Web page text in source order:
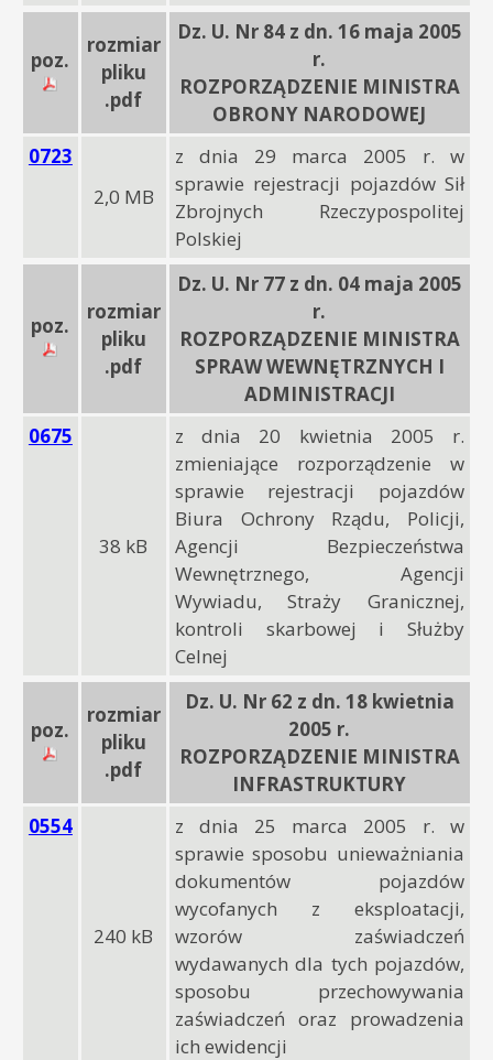
poz.
rozmiar
pliku
.pdf
Dz. U. Nr 84 z dn. 16 maja 2005
r.
ROZPORZĄDZENIE MINISTRA
OBRONY NARODOWEJ
0723
2,0 MB
z dnia 29 marca 2005 r. w
sprawie rejestracji pojazdów Sił
Zbrojnych Rzeczypospolitej
Polskiej
poz.
rozmiar
pliku
.pdf
Dz. U. Nr 77 z dn. 04 maja 2005
r.
ROZPORZĄDZENIE MINISTRA
SPRAW WEWNĘTRZNYCH I
ADMINISTRACJI
0675
38 kB
z dnia 20 kwietnia 2005 r.
zmieniające rozporządzenie w
sprawie rejestracji pojazdów
Biura Ochrony Rządu, Policji,
Agencji Bezpieczeństwa
Wewnętrznego, Agencji
Wywiadu, Straży Granicznej,
kontroli skarbowej i Służby
Celnej
poz.
rozmiar
pliku
.pdf
Dz. U. Nr 62 z dn. 18 kwietnia
2005 r.
ROZPORZĄDZENIE MINISTRA
INFRASTRUKTURY
0554
240 kB
z dnia 25 marca 2005 r. w
sprawie sposobu unieważniania
dokumentów pojazdów
wycofanych z eksploatacji,
wzorów zaświadczeń
wydawanych dla tych pojazdów,
sposobu przechowywania
zaświadczeń oraz prowadzenia
ich ewidencji